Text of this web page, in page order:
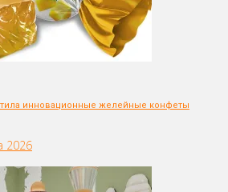
инновационные желейные конфеты
2026